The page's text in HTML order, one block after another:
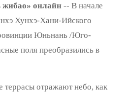
онлайн-- В начале
Хунхэ-Хани-Ийского
Юньнань /Юго-
поля преобразились в
террасы отражают небо, как